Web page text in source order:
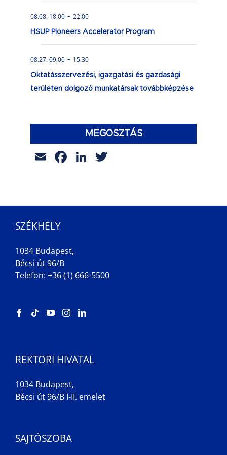
08.08. 18:00 - 22:00
HSUP Pioneers Accelerator Program
08.27. 09:00 - 15:30
Oktatásszervezési, igazgatási és gazdasági
területen dolgozó munkatársak továbbképzése
MEGOSZTÁS
EmailFacebook
LinkedIn
SZÉKHELY
1034 Budapest,
Bécsi út 96/B
Telefon: +36 (1) 666-5500
REKTORI HIVATAL
1034 Budapest,
Bécsi út 96/B I-II. emelet
SAJTÓSZOBA